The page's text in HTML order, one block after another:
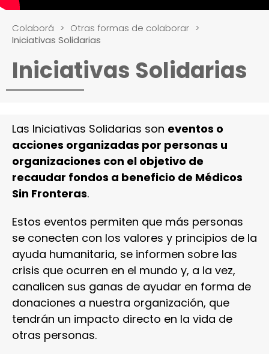
Colaborá > Otras formas de colaborar >
Iniciativas Solidarias
Iniciativas Solidarias
Las Iniciativas Solidarias son eventos o
acciones organizadas por personas u
organizaciones con el objetivo de
recaudar fondos a beneficio de Médicos
Sin Fronteras.
Estos eventos permiten que más personas
se conecten con los valores y principios de la
ayuda humanitaria, se informen sobre las
crisis que ocurren en el mundo y, a la vez,
canalicen sus ganas de ayudar en forma de
donaciones a nuestra organización, que
tendrán un impacto directo en la vida de
otras personas.